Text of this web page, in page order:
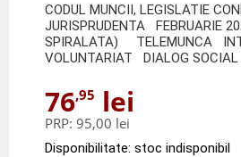
CODUL MUNCII, LEGISLATIE
JURISPRUDENTA FEBRUARIE
SPIRALATA) TELEMUNCA
VOLUNTARIAT DIALOG
76,95 lei
PRP: 95,00 lei
Disponibilitate: stoc indisponibil